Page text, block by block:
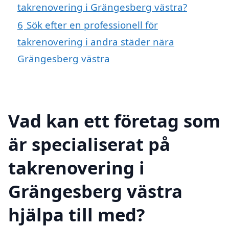
takrenovering i Grängesberg västra?
6 Sök efter en professionell för
takrenovering i andra städer nära
Grängesberg västra
Vad kan ett företag som
är specialiserat på
takrenovering i
Grängesberg västra
hjälpa till med?